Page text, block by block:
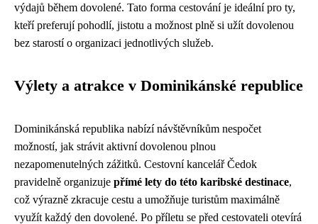
výdajů během dovolené. Tato forma cestování je ideální pro ty,
kteří preferují pohodlí, jistotu a možnost plně si užít dovolenou
bez starostí o organizaci jednotlivých služeb.
Výlety a atrakce v Dominikánské republice
Dominikánská republika nabízí návštěvníkům nespočet
možností, jak strávit aktivní dovolenou plnou
nezapomenutelných zážitků. Cestovní kancelář Čedok
pravidelně organizuje přímé lety do této karibské destinace,
což výrazně zkracuje cestu a umožňuje turistům maximálně
využít každý den dovolené. Po příletu se před cestovateli otevírá